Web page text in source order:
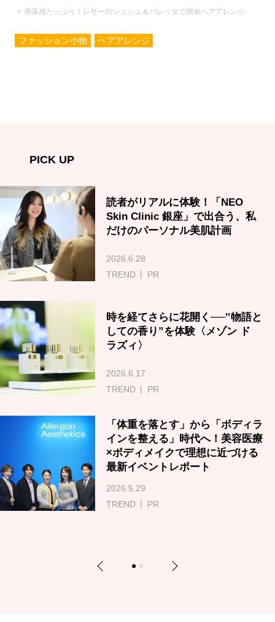
洒落感たっぷり！レザーのシュシュ＆バレッタで簡単ヘアアレンジ
ファッション小物 ヘアアレンジ
PICK UP
読者がリアルに体験！「NEO
Skin Clinic 銀座」で出合う、私
だけのパーソナル美肌計画
2026.6.28
TREND
PR
時を経てさらに花開く──‟物語と
しての香り”を体験〈メゾン ド
ラズィ〉
2026.6.17
TREND
PR
「体重を落とす」から「ボディラ
インを整える」時代へ！美容医療
×ボディメイクで理想に近づける
最新イベントレポート
2026.5.29
TREND
PR
Previous 1 2 Next